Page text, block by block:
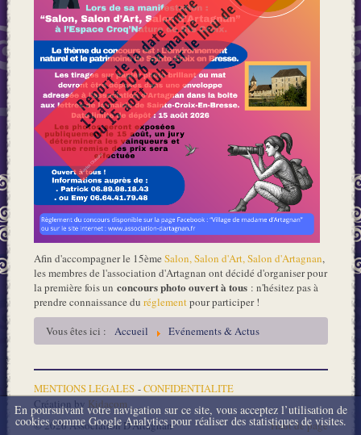
Afin d'accompagner le 15ème Salon, Salon d'Art, Salon d'Artagnan,
les membres de l'association d'Artagnan ont décidé d'organiser pour
la première fois un concours photo ouvert à tous : n'hésitez pas à
prendre connaissance du réglementpour participer !
Vous êtes ici :
Accueil Evénements & Actus
MENTIONS LEGALES -CONFIDENTIALITE
Création by Kidacom
Haut de page
© 2026 Association D'Artagnan
En poursuivant votre navigation sur ce site, vous acceptez l’utilisation de
cookies comme Google Analytics pour réaliser des statistiques de visites.